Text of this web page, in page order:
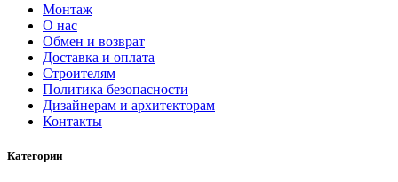
Монтаж
О нас
Обмен и возврат
Доставка и оплата
Строителям
Политика безопасности
Дизайнерам и архитекторам
Контакты
Категории